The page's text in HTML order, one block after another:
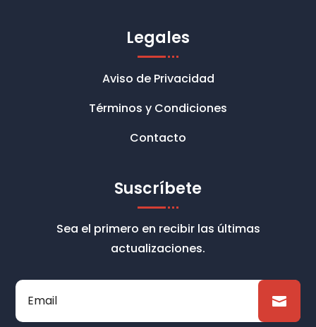
Legales
Aviso de Privacidad
Términos y Condiciones
Contacto
Suscríbete
Sea el primero en recibir las últimas
actualizaciones.